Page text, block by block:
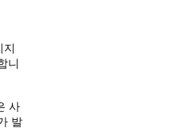
지
니
사
발